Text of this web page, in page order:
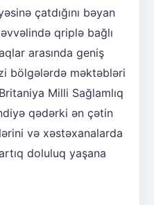
çatdığını bəyan
qriplə bağlı
arasında geniş
bölgələrdə məktəbləri
Milli Sağlamlıq
qədərki ən çətin
və xəstəxanalarda
doluluq yaşana